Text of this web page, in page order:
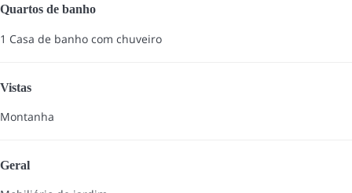
Quartos de banho
1 Casa de banho com chuveiro
Vistas
Montanha
Geral